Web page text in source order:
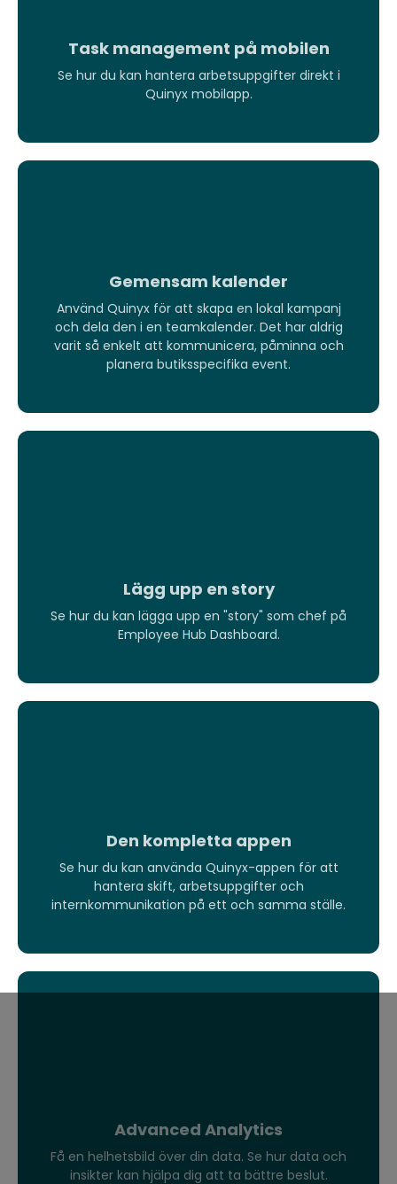
Task management på mobilen
Se hur du kan hantera arbetsuppgifter direkt i
Quinyx mobilapp.
Gemensam kalender
Använd Quinyx för att skapa en lokal kampanj
och dela den i en teamkalender. Det har aldrig
varit så enkelt att kommunicera, påminna och
planera butiksspecifika event.
Lägg upp en story
Se hur du kan lägga upp en "story" som chef på
Employee Hub Dashboard.
Se hur du kan lägga upp en "story" som chef på
Employee Hub Dashboard.
Den kompletta appen
Se hur du kan använda Quinyx-appen för att
hantera skift, arbetsuppgifter och
internkommunikation på ett och samma ställe.
Advanced Analytics
Få en helhetsbild över din data. Se hur data och
insikter kan hjälpa dig att ta bättre beslut.
Få en helhetsbild över din data. Se hur data och
insikter kan hjälpa dig att ta bättre beslut.